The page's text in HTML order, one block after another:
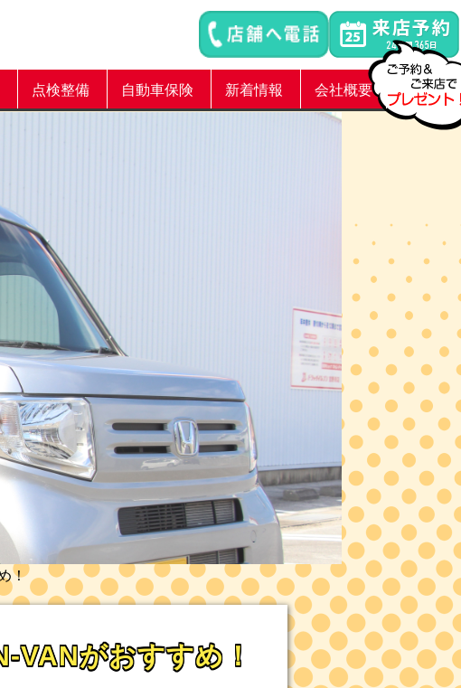
点検整備 自動車保険 新着情報 会社概要
！
VANがおすすめ！